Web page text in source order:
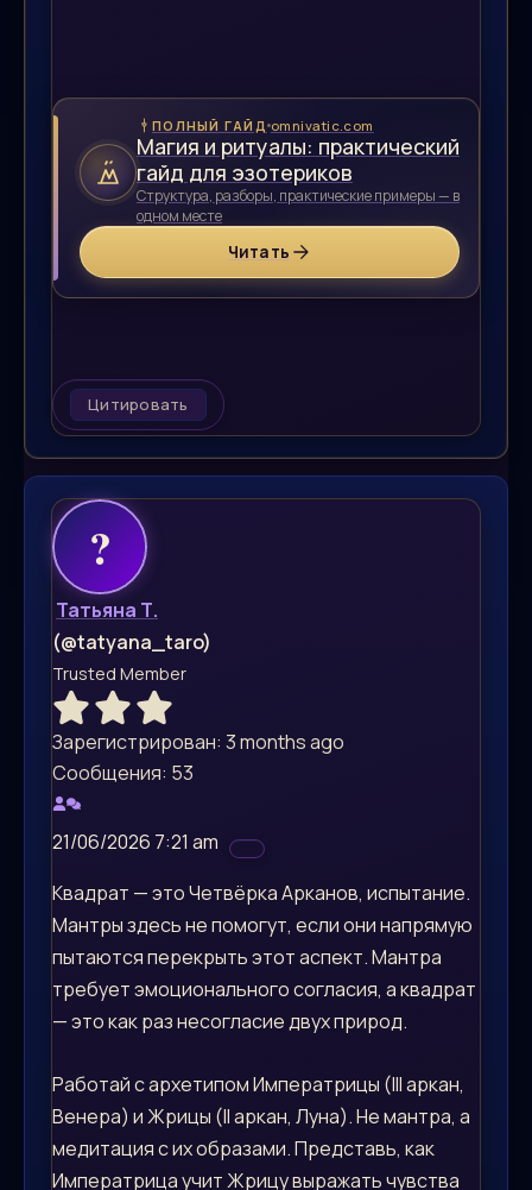
ПОЛНЫЙ ГАЙД omnivatic.com
Магия и ритуалы: практический
гайд для эзотериков
Структура, разборы, практические примеры — в
одном месте
Читать
Цитировать
Татьяна Т.
(@tatyana_taro)
Trusted Member
Зарегистрирован: 3 months ago
Сообщения: 53
21/06/2026 7:21 am
Квадрат — это Четвёрка Арканов, испытание.
Мантры здесь не помогут, если они напрямую
пытаются перекрыть этот аспект. Мантра
требует эмоционального согласия, а квадрат
— это как раз несогласие двух природ.
Работай с архетипом Императрицы (III аркан,
Венера) и Жрицы (II аркан, Луна). Не мантра, а
медитация с их образами. Представь, как
Императрица учит Жрицу выражать чувства